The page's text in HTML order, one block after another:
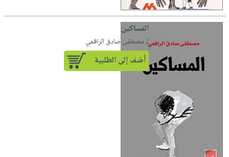
المساكين
لـ مصطفى صادق الرافعي
أضف إلى الطلبية